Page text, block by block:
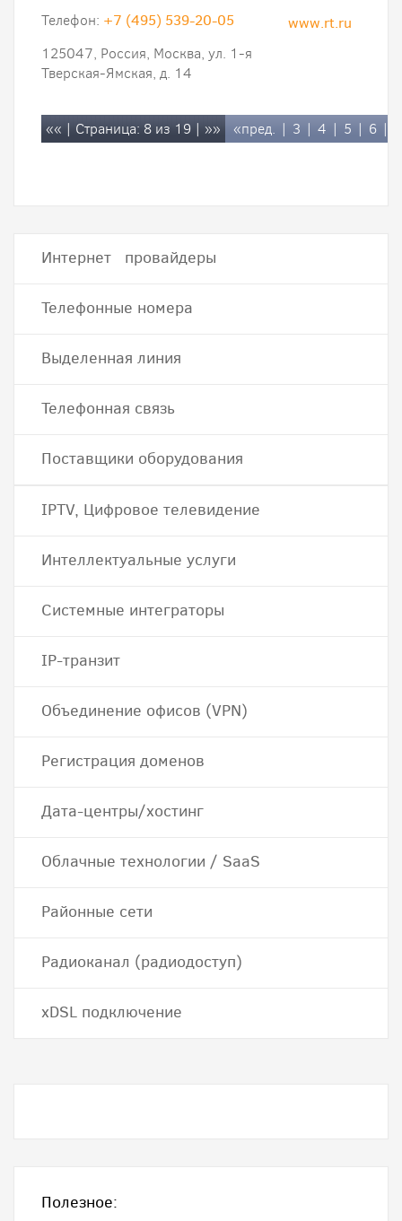
www.rt.ru
Телефон: +7 (495) 539-20-05
125047, Россия, Москва, ул. 1-я
Тверская-Ямская, д. 14
«« | Страница: 8 из 19 | »» «пред. | 3 | 4 | 5 | 6 |
Интернет провайдеры
Телефонные номера
Выделенная линия
Телефонная связь
Поставщики оборудования
IPTV, Цифровое телевидение
Интеллектуальные услуги
Системные интеграторы
IP-транзит
Объединение офисов (VPN)
Регистрация доменов
Дата-центры/хостинг
Облачные технологии / SaaS
Районные сети
Радиоканал (радиодоступ)
хDSL подключение
Полезное: